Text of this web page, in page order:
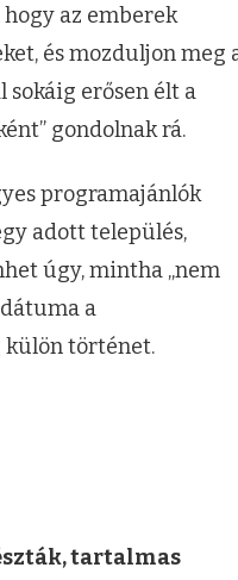
az emberek
és mozduljon meg
sokáig erősen élt a
gondolnak rá.
programajánlók
adott település,
úgy, mintha „nem
a
külön történet.
tartalmas